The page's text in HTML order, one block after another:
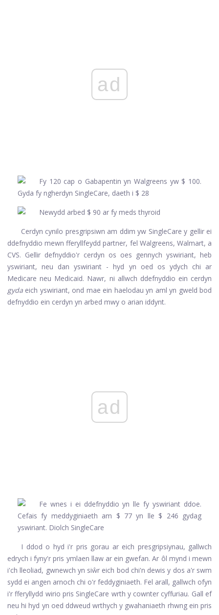
ad
Cerdyn cynilo presgripsiwn am ddim yw SingleCare y gellir ei
ddefnyddio mewn fferyllfeydd partner, fel Walgreens, Walmart, a
CVS. Gellir defnyddio'r cerdyn os oes gennych yswiriant, heb
yswiriant, neu dan yswiriant - hyd yn oed os ydych chi ar
Medicare neu Medicaid. Nawr, ni allwch ddefnyddio ein cerdyn
gyda eich yswiriant, ond mae ein haelodau yn aml yn gweld bod
defnyddio ein cerdyn yn arbed mwy o arian iddynt.
ad
I ddod o hyd i'r pris gorau ar eich presgripsiynau, gallwch
edrych i fyny'r pris ymlaen llaw ar ein gwefan. Ar ôl mynd i mewn
i'ch lleoliad, gwnewch yn siŵr eich bod chi'n dewis y dos a'r swm
sydd ei angen arnoch chi o'r feddyginiaeth. Fel arall, gallwch ofyn
i'r fferyllydd wirio pris SingleCare wrth y cownter cyffuriau. Gall ef
neu hi hyd yn oed ddweud wrthych y gwahaniaeth rhwng ein pris